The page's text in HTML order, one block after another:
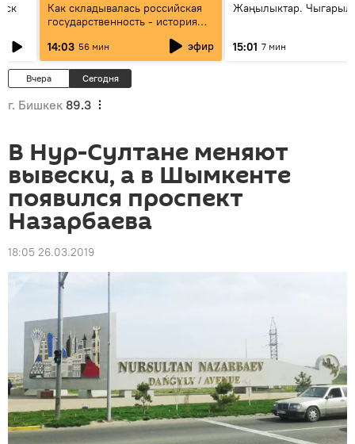
Как складывалась российская
государственность - история
России и геополитика Евразии
глазами аналитиков
14:03 56 мин эфир
Жаңылыктар.
15:01 7 мин
Вчера Сегодня
г. Бишкек 89.3
В Нур-Султане меняют
вывески, а в Шымкенте
появился проспект
Назарбаева
18:05 26.03.2019